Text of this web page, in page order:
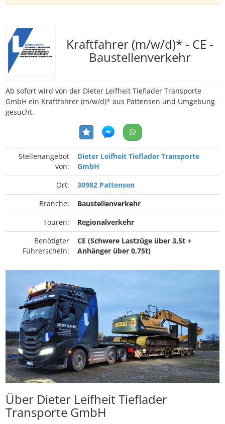
Kraftfahrer (m/w/d)* - CE -
Baustellenverkehr
Ab sofort wird von der Dieter Leifheit Tieflader Transporte
GmbH ein Kraftfahrer (m/w/d)* aus Pattensen und Umgebung
gesucht.
Stellenangebot
von:
Dieter Leifheit Tieflader Transporte
GmbH
Ort:
30982 Pattensen
Branche:
Baustellenverkehr
Touren:
Regionalverkehr
Benötigter
Führerschein:
CE (Schwere Lastzüge über 3,5t +
Anhänger über 0,75t)
Über Dieter Leifheit Tieflader
Transporte GmbH